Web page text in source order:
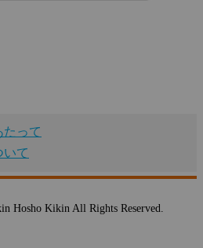
って
いて
Hosho Kikin All Rights Reserved.